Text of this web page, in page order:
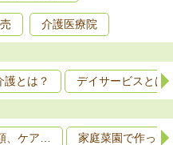
介護医療院
護とは？ デイサービスとは
、ケア… 家庭菜園で作っ